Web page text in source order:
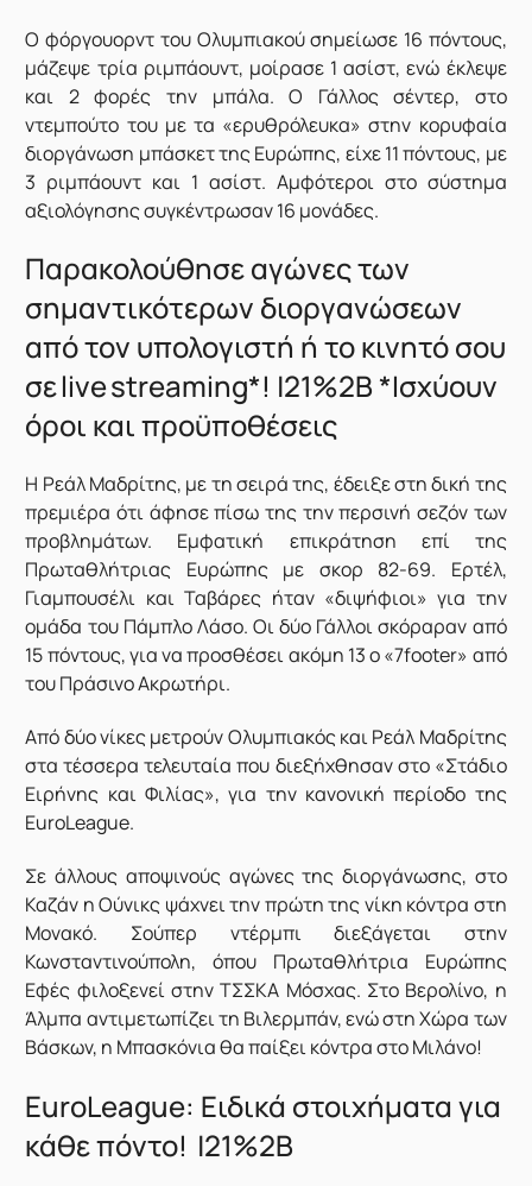
Ο φόργουορντ του Ολυμπιακού σημείωσε 16 πόντους,
μάζεψε τρία ριμπάουντ, μοίρασε 1 ασίστ, ενώ έκλεψε
και 2 φορές την μπάλα. Ο Γάλλος σέντερ, στο
ντεμπούτο του με τα «ερυθρόλευκα» στην κορυφαία
διοργάνωση μπάσκετ της Ευρώπης, είχε 11 πόντους, με
3 ριμπάουντ και 1 ασίστ. Αμφότεροι στο σύστημα
αξιολόγησης συγκέντρωσαν 16 μονάδες.
Παρακολούθησε αγώνες των
σημαντικότερων διοργανώσεων
από τον υπολογιστή ή το κινητό σου
σε live streaming*! |21%2B *Ισχύουν
όροι και προϋποθέσεις
Η Ρεάλ Μαδρίτης, με τη σειρά της, έδειξε στη δική της
πρεμιέρα ότι άφησε πίσω της την περσινή σεζόν των
προβλημάτων. Εμφατική επικράτηση επί της
Πρωταθλήτριας Ευρώπης με σκορ 82-69. Ερτέλ,
Γιαμπουσέλι και Ταβάρες ήταν «διψήφιοι» για την
ομάδα του Πάμπλο Λάσο. Οι δύο Γάλλοι σκόραραν από
15 πόντους, για να προσθέσει ακόμη 13 ο «7footer» από
του Πράσινο Ακρωτήρι.
Από δύο νίκες μετρούν Ολυμπιακός και Ρεάλ Μαδρίτης
στα τέσσερα τελευταία που διεξήχθησαν στο «Στάδιο
Ειρήνης και Φιλίας», για την κανονική περίοδο της
EuroLeague.
Σε άλλους αποψινούς αγώνες της διοργάνωσης, στο
Καζάν η Ούνικς ψάχνει την πρώτη της νίκη κόντρα στη
Μονακό. Σούπερ ντέρμπι διεξάγεται στην
Κωνσταντινούπολη, όπου Πρωταθλήτρια Ευρώπης
Εφές φιλοξενεί στην ΤΣΣΚΑ Μόσχας. Στο Βερολίνο, η
Άλμπα αντιμετωπίζει τη Βιλερμπάν, ενώ στη Χώρα των
Βάσκων, η Μπασκόνια θα παίξει κόντρα στο Μιλάνο!
EuroLeague: Ειδικά στοιχήματα για
κάθε πόντο! |21%2B